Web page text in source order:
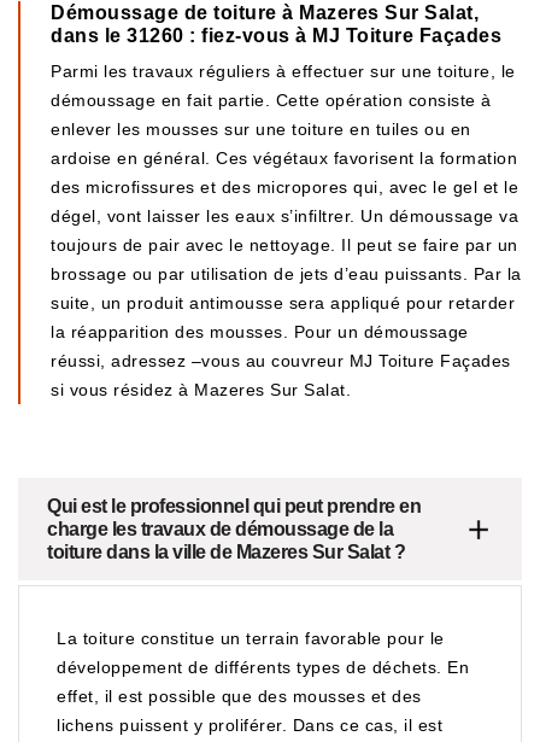
Démoussage de toiture à Mazeres Sur Salat,
dans le 31260 : fiez-vous à MJ Toiture Façades
Parmi les travaux réguliers à effectuer sur une toiture, le
démoussage en fait partie. Cette opération consiste à
enlever les mousses sur une toiture en tuiles ou en
ardoise en général. Ces végétaux favorisent la formation
des microfissures et des micropores qui, avec le gel et le
dégel, vont laisser les eaux s’infiltrer. Un démoussage va
toujours de pair avec le nettoyage. Il peut se faire par un
brossage ou par utilisation de jets d’eau puissants. Par la
suite, un produit antimousse sera appliqué pour retarder
la réapparition des mousses. Pour un démoussage
réussi, adressez –vous au couvreur MJ Toiture Façades
si vous résidez à Mazeres Sur Salat.
Qui est le professionnel qui peut prendre en
charge les travaux de démoussage de la
toiture dans la ville de Mazeres Sur Salat ?
La toiture constitue un terrain favorable pour le
développement de différents types de déchets. En
effet, il est possible que des mousses et des
lichens puissent y proliférer. Dans ce cas, il est